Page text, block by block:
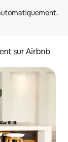
sur Airbnb